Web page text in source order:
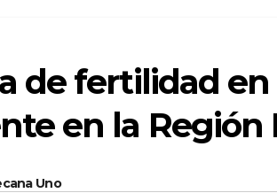
de fertilidad
en la Región
Uno